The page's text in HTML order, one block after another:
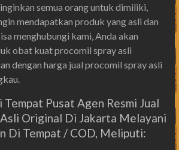
semua orang untuk dimiliki,
mendapatkan produk yang asli dan
menghubungi kami, Anda akan
obat kuat procomil spray asli
dengan harga jual procomil spray asli
Tempat Pusat Agen Resmi Jual
Original Di Jakarta Melayani
Di Tempat / COD, Meliputi: